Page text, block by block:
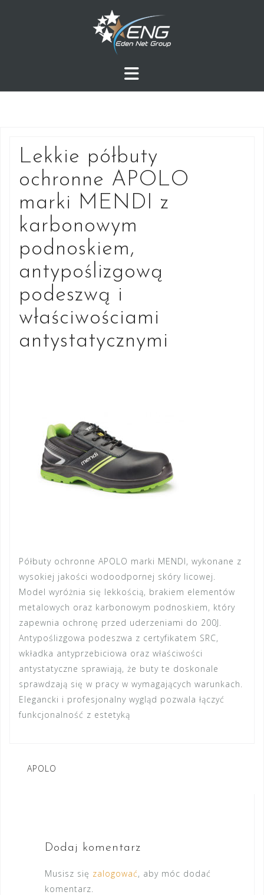
Lekkie półbuty
ochronne APOLO
marki MENDI z
karbonowym
podnoskiem,
antypoślizgową
podeszwą i
właściwościami
antystatycznymi
Półbuty ochronne APOLO marki MENDI, wykonane z
wysokiej jakości wodoodpornej skóry licowej.
Model wyróżnia się lekkością, brakiem elementów
metalowych oraz karbonowym podnoskiem, który
zapewnia ochronę przed uderzeniami do 200J.
Antypoślizgowa podeszwa z certyfikatem SRC,
wkładka antyprzebiciowa oraz właściwości
antystatyczne sprawiają, że buty te doskonale
sprawdzają się w pracy w wymagających warunkach.
Elegancki i profesjonalny wygląd pozwala łączyć
funkcjonalność z estetyką
Nawigacja
APOLO
Dodaj komentarz
Musisz się zalogować, aby móc dodać
komentarz.